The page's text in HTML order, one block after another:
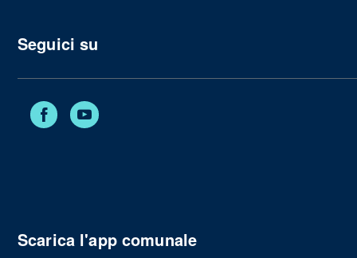
Seguici su
Facebook
Scarica l'app comunale